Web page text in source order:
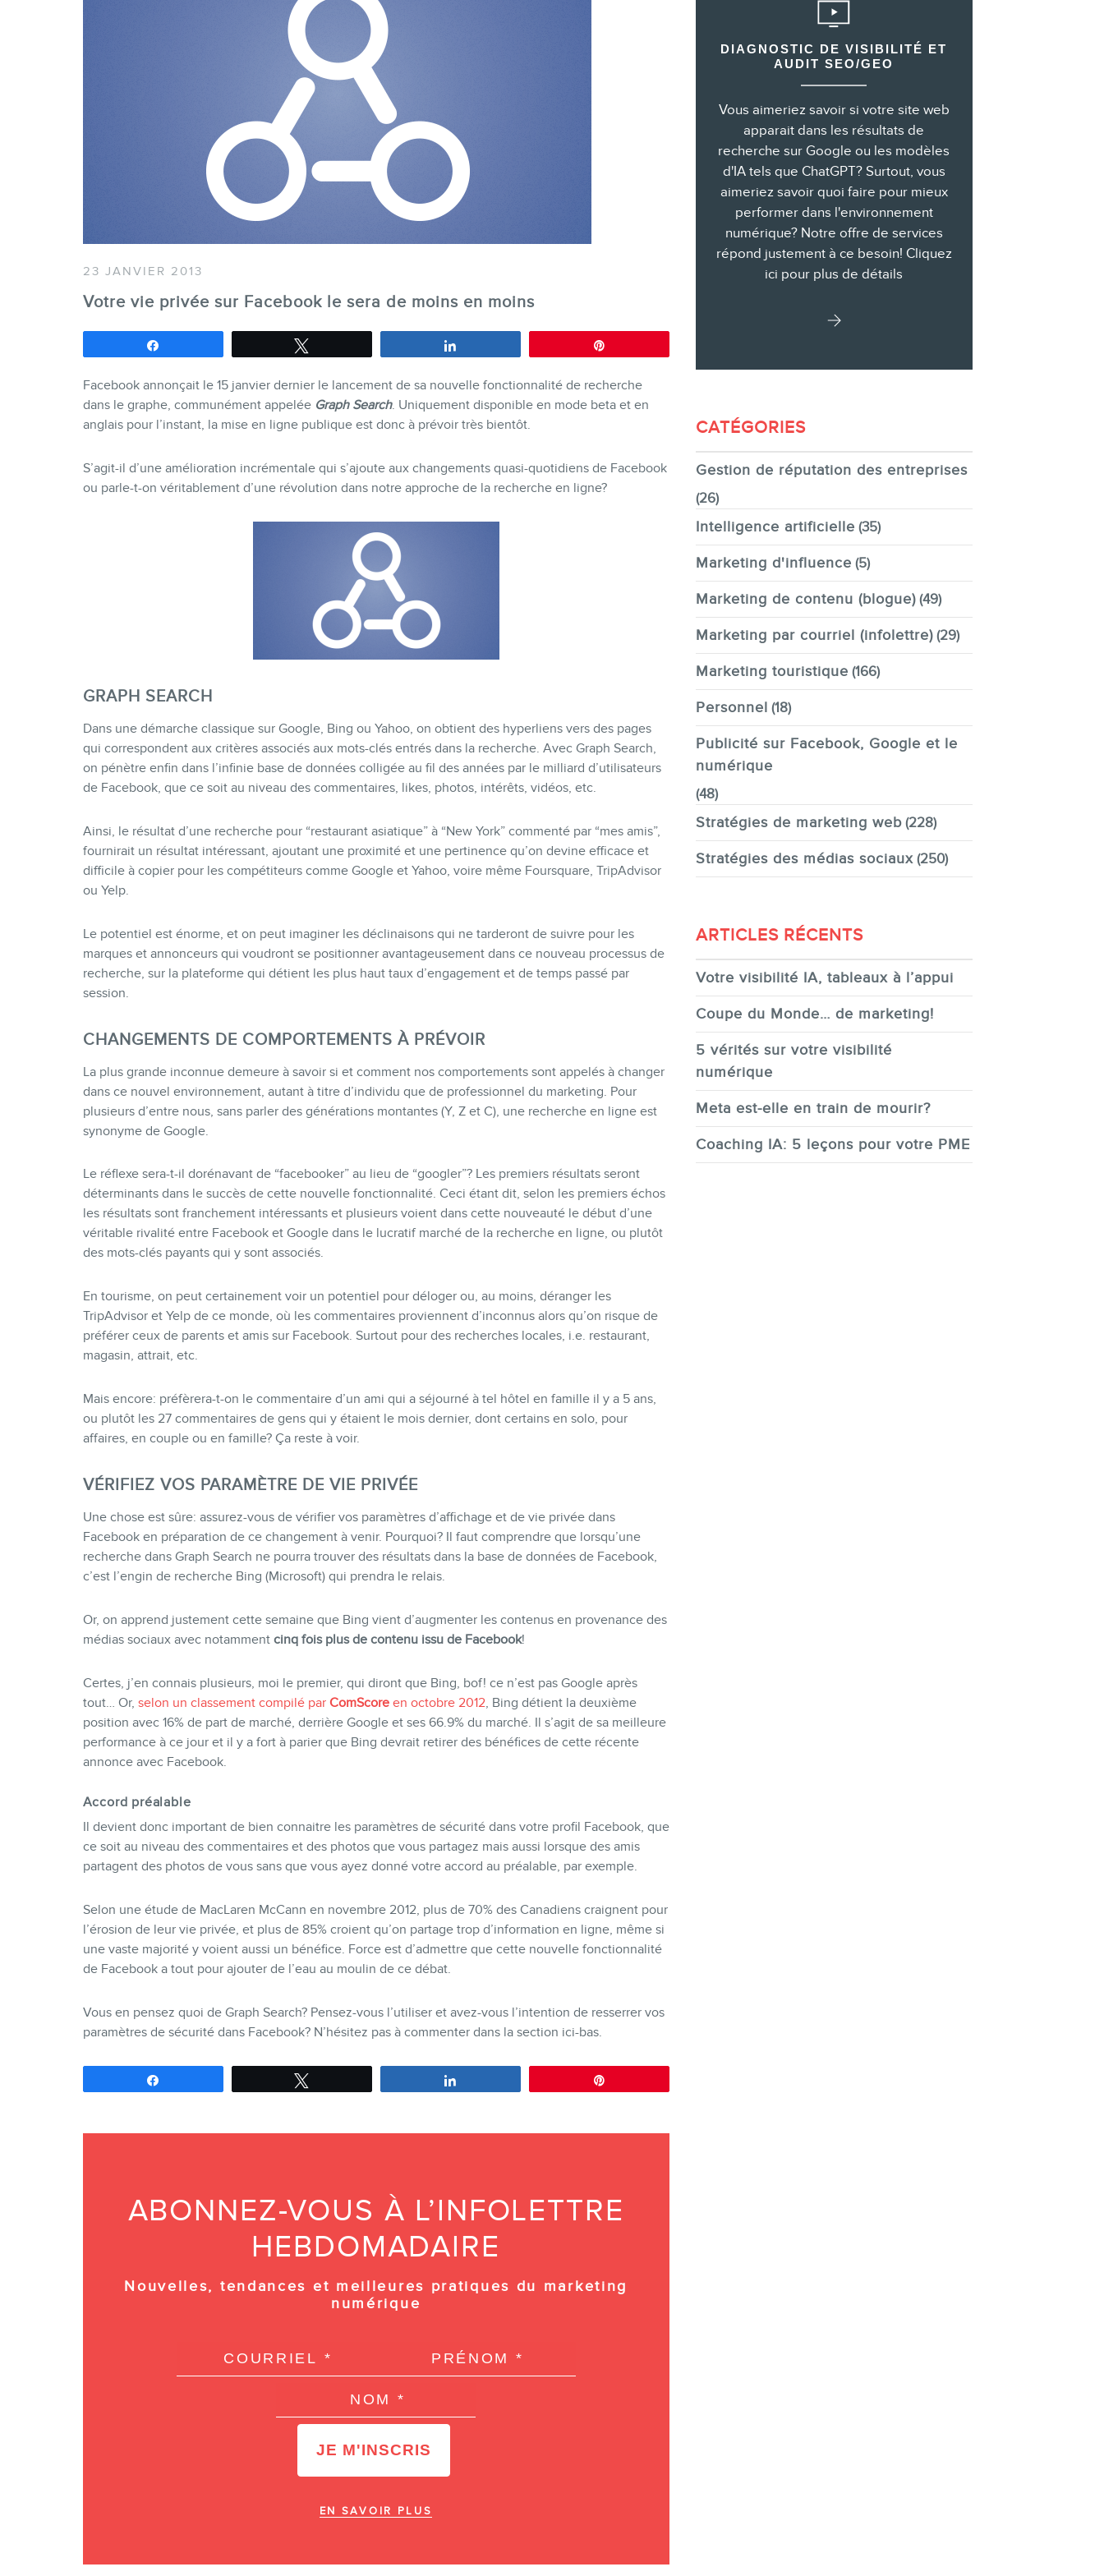
Formations marketing de groupe
BLOGUE
CONTACT
INFOLETTRE
23 JANVIER 2013
Votre vie privée sur Facebook le sera de moins en moins
Facebook annonçait le 15 janvier dernier le lancement de sa nouvelle fonctionnalité de recherche
dans le graphe, communément appelée Graph Search. Uniquement disponible en mode beta et en
anglais pour l’instant, la mise en ligne publique est donc à prévoir très bientôt.
S’agit-il d’une amélioration incrémentale qui s’ajoute aux changements quasi-quotidiens de Facebook
ou parle-t-on véritablement d’une révolution dans notre approche de la recherche en ligne?
GRAPH SEARCH
Dans une démarche classique sur Google, Bing ou Yahoo, on obtient des hyperliens vers des pages
qui correspondent aux critères associés aux mots-clés entrés dans la recherche. Avec Graph Search,
on pénètre enfin dans l’infinie base de données colligée au fil des années par le milliard d’utilisateurs
de Facebook, que ce soit au niveau des commentaires, likes, photos, intérêts, vidéos, etc.
Ainsi, le résultat d’une recherche pour “restaurant asiatique” à “New York” commenté par “mes amis”,
fournirait un résultat intéressant, ajoutant une proximité et une pertinence qu’on devine efficace et
difficile à copier pour les compétiteurs comme Google et Yahoo, voire même Foursquare, TripAdvisor
ou Yelp.
Le potentiel est énorme, et on peut imaginer les déclinaisons qui ne tarderont de suivre pour les
marques et annonceurs qui voudront se positionner avantageusement dans ce nouveau processus de
recherche, sur la plateforme qui détient les plus haut taux d’engagement et de temps passé par
session.
CHANGEMENTS DE COMPORTEMENTS À PRÉVOIR
La plus grande inconnue demeure à savoir si et comment nos comportements sont appelés à changer
dans ce nouvel environnement, autant à titre d’individu que de professionnel du marketing. Pour
plusieurs d’entre nous, sans parler des générations montantes (Y, Z et C), une recherche en ligne est
synonyme de Google.
Le réflexe sera-t-il dorénavant de “facebooker” au lieu de “googler”? Les premiers résultats seront
déterminants dans le succès de cette nouvelle fonctionnalité. Ceci étant dit, selon les premiers échos
les résultats sont franchement intéressants et plusieurs voient dans cette nouveauté le début d’une
véritable rivalité entre Facebook et Google dans le lucratif marché de la recherche en ligne, ou plutôt
des mots-clés payants qui y sont associés.
En tourisme, on peut certainement voir un potentiel pour déloger ou, au moins, déranger les
TripAdvisor et Yelp de ce monde, où les commentaires proviennent d’inconnus alors qu’on risque de
préférer ceux de parents et amis sur Facebook. Surtout pour des recherches locales, i.e. restaurant,
magasin, attrait, etc.
Mais encore: préfèrera-t-on le commentaire d’un ami qui a séjourné à tel hôtel en famille il y a 5 ans,
ou plutôt les 27 commentaires de gens qui y étaient le mois dernier, dont certains en solo, pour
affaires, en couple ou en famille? Ça reste à voir.
VÉRIFIEZ VOS PARAMÈTRE DE VIE PRIVÉE
Une chose est sûre: assurez-vous de vérifier vos paramètres d’affichage et de vie privée dans
Facebook en préparation de ce changement à venir. Pourquoi? Il faut comprendre que lorsqu’une
recherche dans Graph Search ne pourra trouver des résultats dans la base de données de Facebook,
c’est l’engin de recherche Bing (Microsoft) qui prendra le relais.
Or, on apprend justement cette semaine que Bing vient d’augmenter les contenus en provenance des
médias sociaux avec notamment cinq fois plus de contenu issu de Facebook!
Certes, j’en connais plusieurs, moi le premier, qui diront que Bing, bof! ce n’est pas Google après
tout… Or, selon un classement compilé par ComScoreen octobre 2012 , Bing détient la deuxième
position avec 16% de part de marché, derrière Google et ses 66.9% du marché. Il s’agit de sa meilleure
performance à ce jour et il y a fort à parier que Bing devrait retirer des bénéfices de cette récente
annonce avec Facebook.
Accord préalable
Il devient donc important de bien connaitre les paramètres de sécurité dans votre profil Facebook, que
ce soit au niveau des commentaires et des photos que vous partagez mais aussi lorsque des amis
partagent des photos de vous sans que vous ayez donné votre accord au préalable, par exemple.
Selon une étude de MacLaren McCann en novembre 2012, plus de 70% des Canadiens craignent pour
l’érosion de leur vie privée, et plus de 85% croient qu’on partage trop d’information en ligne, même si
une vaste majorité y voient aussi un bénéfice. Force est d’admettre que cette nouvelle fonctionnalité
de Facebook a tout pour ajouter de l’eau au moulin de ce débat.
Vous en pensez quoi de Graph Search? Pensez-vous l’utiliser et avez-vous l’intention de resserrer vos
paramètres de sécurité dans Facebook? N’hésitez pas à commenter dans la section ici-bas.
ABONNEZ-VOUS À L’INFOLETTRE
HEBDOMADAIRE
Nouvelles, tendances et meilleures pratiques du marketing
numérique
EN SAVOIR PLUS
DIAGNOSTIC DE VISIBILITÉ ET
AUDIT SEO/GEO
Vous aimeriez savoir si votre site web
apparait dans les résultats de
recherche sur Google ou les modèles
d'IA tels que ChatGPT? Surtout, vous
aimeriez savoir quoi faire pour mieux
performer dans l'environnement
numérique? Notre offre de services
répond justement à ce besoin! Cliquez
ici pour plus de détails
CATÉGORIES
Gestion de réputation des entreprises
(26)
Intelligence artificielle (35)
Marketing d'influence (5)
Marketing de contenu (blogue)(49)
Marketing par courriel (infolettre)(29)
Marketing touristique (166)
Personnel (18)
Publicité sur Facebook, Google et le
numérique
(48)
Stratégies de marketing web(228)
Stratégies des médias sociaux(250)
ARTICLES RÉCENTS
Votre visibilité IA, tableaux à l’appui
Coupe du Monde… de marketing!
5 vérités sur votre visibilité
numérique
Meta est-elle en train de mourir?
Coaching IA: 5 leçons pour votre PME